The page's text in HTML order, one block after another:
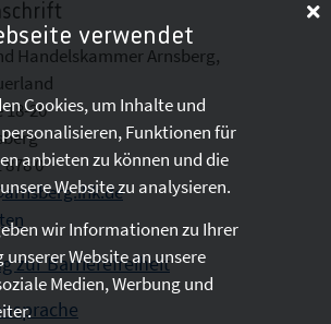
Handelskammer Arnsberg,
20
878 0
zur Barrierefreiheit
verwendet
Cookies, um Inhalte und
Funktionen für
anbieten zu können und die
Website zu analysieren.
wir Informationen zu Ihrer
unserer Website an unsere
Medien, Werbung und